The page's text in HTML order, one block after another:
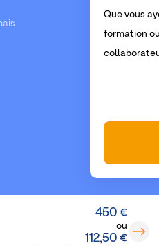
Que vous
formation
450 €
ou
112,50 €